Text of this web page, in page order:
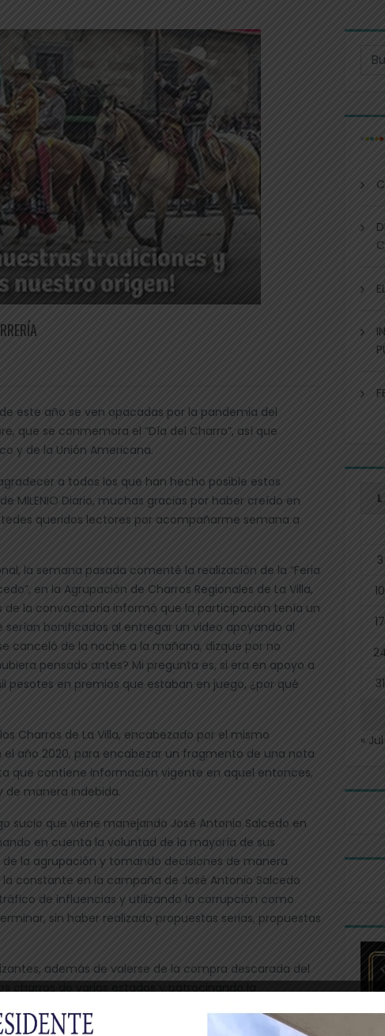
este año se ven opacadas por la pandemia del
que se conmemora el “Día del Charro”, así que
y de la Unión Americana.
a todos los que han hecho posible estos
MILENIO Diario, muchas gracias por haber creído en
queridos lectores por acompañarme semana a
la semana pasada comenté la realización de la “Feria
en la Agrupación de Charros Regionales de La Villa,
de la convocatoria informó que la participación tenía un
bonificados al entregar un video apoyando al
canceló de la noche a la mañana, dizque por no
pensado antes? Mi pregunta es, si era en apoyo a
pesotes en premios que estaban en juego, ¿por qué
Charros de La Villa, encabezado por el mismo
año 2020, para encabezar un fragmento de una nota
que contiene información vigente en aquel entonces,
de manera indebida.
sucio que viene manejando José Antonio Salcedo en
en cuenta la voluntad de la mayoría de sus
la agrupación y tomando decisiones de manera
constante en la campaña de José Antonio Salcedo
de influencias y utilizando la corrupción como
sin haber realizado propuestas serias, propuestas
además de valerse de la compra descarada del
charros de varios estados y patrocinando la
que visita, muestra una imagen falsa, tal es el
toda la charrería zacatecana se unió a su
L
3
10
17
31
« Jul